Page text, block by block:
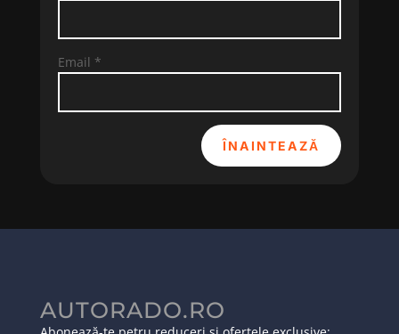
Email *
ÎNAINTEAZĂ
AUTORADO.RO